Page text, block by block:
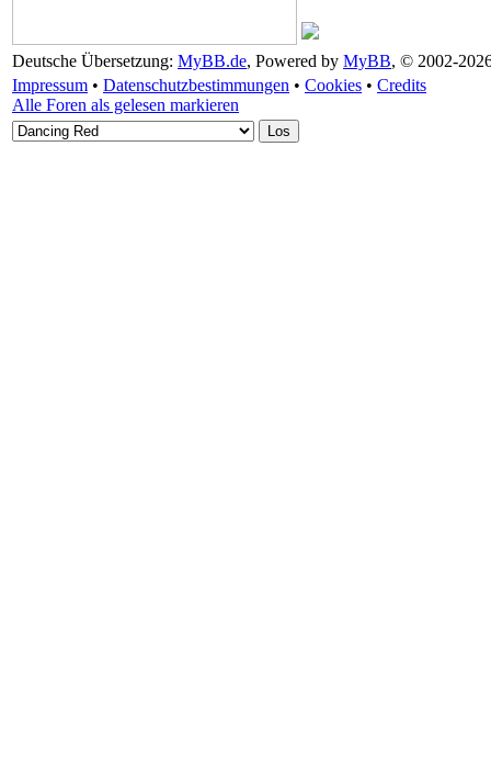
Deutsche Übersetzung: MyBB.de, Powered by MyBB, © 2002-
Impressum • Datenschutzbestimmungen • Cookies • Credits
Alle Foren als gelesen markieren